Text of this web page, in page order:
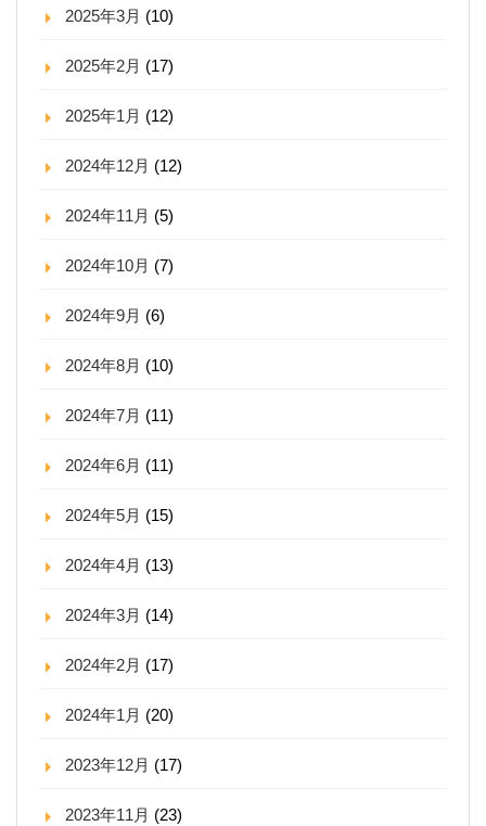
2025年3月 (10)
2025年2月 (17)
2025年1月 (12)
2024年12月 (12)
2024年11月 (5)
2024年10月 (7)
2024年9月 (6)
2024年8月 (10)
2024年7月 (11)
2024年6月 (11)
2024年5月 (15)
2024年4月 (13)
2024年3月 (14)
2024年2月 (17)
2024年1月 (20)
2023年12月 (17)
2023年11月 (23)